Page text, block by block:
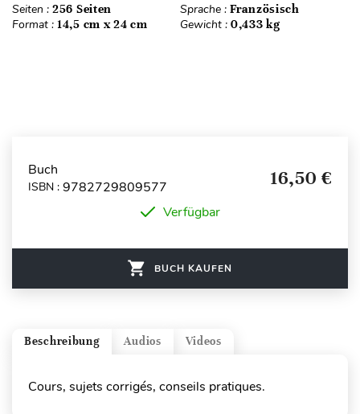
Seiten : 256 Seiten Sprache : Französisch
Format : 14,5 cm x 24 cm Gewicht : 0,433 kg
Buch
ISBN : 9782729809577 16,50 €
Verfügbar
BUCH KAUFEN
Videos
Audios
Beschreibung
Cours, sujets corrigés, conseils pratiques.